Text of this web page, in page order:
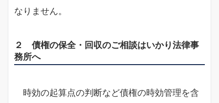
なりません。
２ 債権の保全・回収のご相談はいかり法律事
務所へ
時効の起算点の判断など債権の時効管理を含